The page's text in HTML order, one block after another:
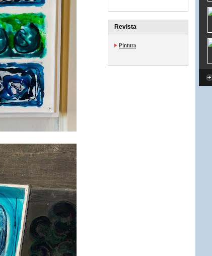
Revista
Pintura